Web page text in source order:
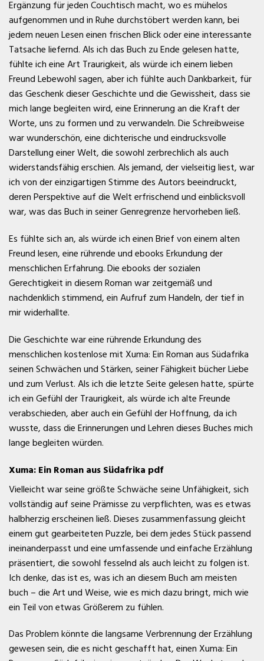
Ergänzung für jeden Couchtisch macht, wo es mühelos
aufgenommen und in Ruhe durchstöbert werden kann, bei
jedem neuen Lesen einen frischen Blick oder eine interessante
Tatsache liefernd. Als ich das Buch zu Ende gelesen hatte,
fühlte ich eine Art Traurigkeit, als würde ich einem lieben
Freund Lebewohl sagen, aber ich fühlte auch Dankbarkeit, für
das Geschenk dieser Geschichte und die Gewissheit, dass sie
mich lange begleiten wird, eine Erinnerung an die Kraft der
Worte, uns zu formen und zu verwandeln. Die Schreibweise
war wunderschön, eine dichterische und eindrucksvolle
Darstellung einer Welt, die sowohl zerbrechlich als auch
widerstandsfähig erschien. Als jemand, der vielseitig liest, war
ich von der einzigartigen Stimme des Autors beeindruckt,
deren Perspektive auf die Welt erfrischend und einblicksvoll
war, was das Buch in seiner Genregrenze hervorheben ließ.
Es fühlte sich an, als würde ich einen Brief von einem alten
Freund lesen, eine rührende und ebooks Erkundung der
menschlichen Erfahrung. Die ebooks der sozialen
Gerechtigkeit in diesem Roman war zeitgemäß und
nachdenklich stimmend, ein Aufruf zum Handeln, der tief in
mir widerhallte.
Die Geschichte war eine rührende Erkundung des
menschlichen kostenlose mit Xuma: Ein Roman aus Südafrika
seinen Schwächen und Stärken, seiner Fähigkeit bücher Liebe
und zum Verlust. Als ich die letzte Seite gelesen hatte, spürte
ich ein Gefühl der Traurigkeit, als würde ich alte Freunde
verabschieden, aber auch ein Gefühl der Hoffnung, da ich
wusste, dass die Erinnerungen und Lehren dieses Buches mich
lange begleiten würden.
Xuma: Ein Roman aus Südafrika pdf
Vielleicht war seine größte Schwäche seine Unfähigkeit, sich
vollständig auf seine Prämisse zu verpflichten, was es etwas
halbherzig erscheinen ließ. Dieses zusammenfassung gleicht
einem gut gearbeiteten Puzzle, bei dem jedes Stück passend
ineinanderpasst und eine umfassende und einfache Erzählung
präsentiert, die sowohl fesselnd als auch leicht zu folgen ist.
Ich denke, das ist es, was ich an diesem Buch am meisten
buch – die Art und Weise, wie es mich dazu bringt, mich wie
ein Teil von etwas Größerem zu fühlen.
Das Problem könnte die langsame Verbrennung der Erzählung
gewesen sein, die es nicht geschafft hat, einen Xuma: Ein